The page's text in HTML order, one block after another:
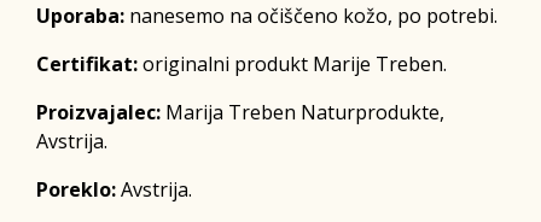
Uporaba: nanesemo na očiščeno kožo, po potrebi.
Certifikat:originalni produkt Marije Treben.
Proizvajalec: Marija Treben Naturprodukte,
Avstrija.
Poreklo:Avstrija.